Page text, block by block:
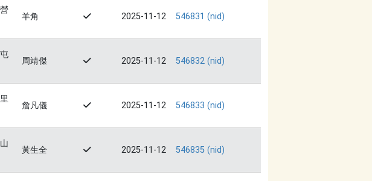
羊角 2025-11-12 546831 (nid)
周靖傑 2025-11-12 546832 (nid)
詹凡儀 2025-11-12 546833 (nid)
黃生全 2025-11-12 546835 (nid)